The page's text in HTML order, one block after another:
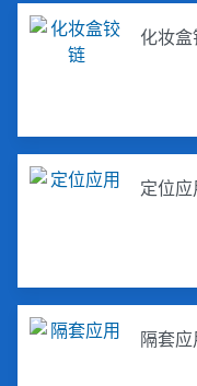
化妆
定位应
隔套应